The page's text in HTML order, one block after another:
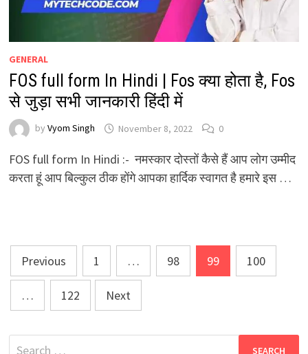
GENERAL
FOS full form In Hindi | Fos क्या होता है, Fos
से जुड़ा सभी जानकारी हिंदी में
by Vyom Singh November 8, 2022 0
FOS full form In Hindi :- नमस्कार दोस्तों कैसे हैं आप लोग उम्मीद
करता हूं आप बिल्कुल ठीक होंगे आपका हार्दिक स्वागत है हमारे इस …
Posts
pagination
Previous 1 … 98 99 100
… 122 Next
Search